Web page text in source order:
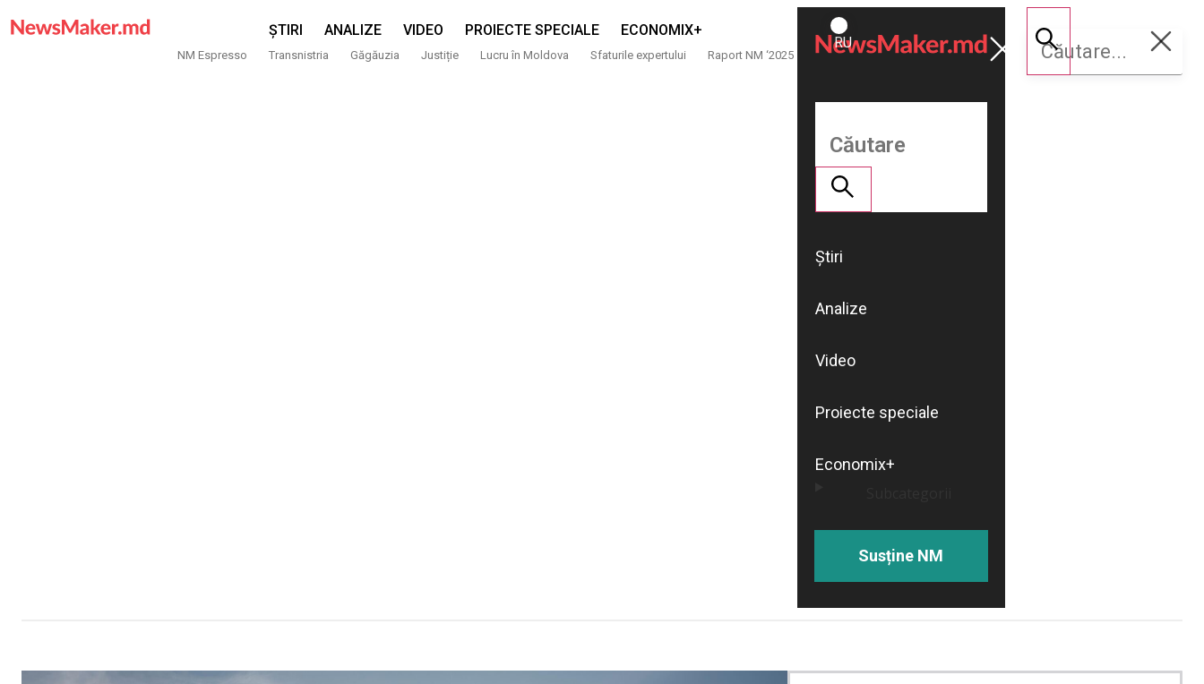
ȘTIRI ANALIZE VIDEO PROIECTE SPECIALE ECONOMIX+
NM Espresso Transnistria Găgăuzia Justiție Lucru în Moldova Sfaturile expertului Raport NM ‘2025
ROMÂNĂ
RU
Susține
NM
Știri
Analize
Video
Proiecte speciale
Economix+
Susține NM